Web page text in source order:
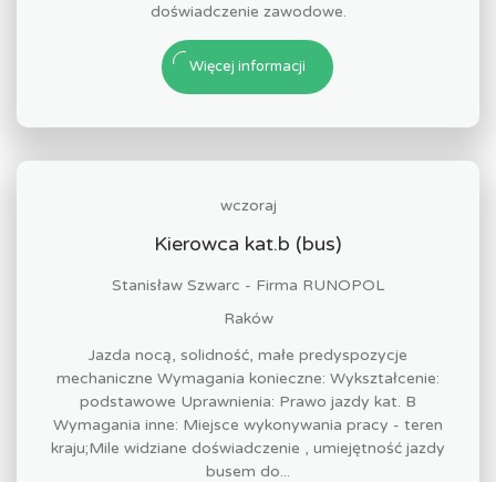
doświadczenie zawodowe.
Więcej informacji
wczoraj
Kierowca kat.b (bus)
Stanisław Szwarc - Firma RUNOPOL
Raków
Jazda nocą, solidność, małe predyspozycje
mechaniczne Wymagania konieczne: Wykształcenie:
podstawowe Uprawnienia: Prawo jazdy kat. B
Wymagania inne: Miejsce wykonywania pracy - teren
kraju;Mile widziane doświadczenie , umiejętność jazdy
busem do...